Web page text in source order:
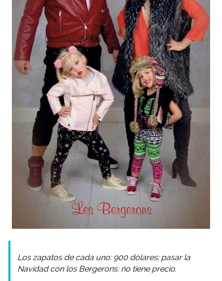
Los zapatos de cada uno: 900 dólares; pasar la
Navidad con los Bergerons: no tiene precio.